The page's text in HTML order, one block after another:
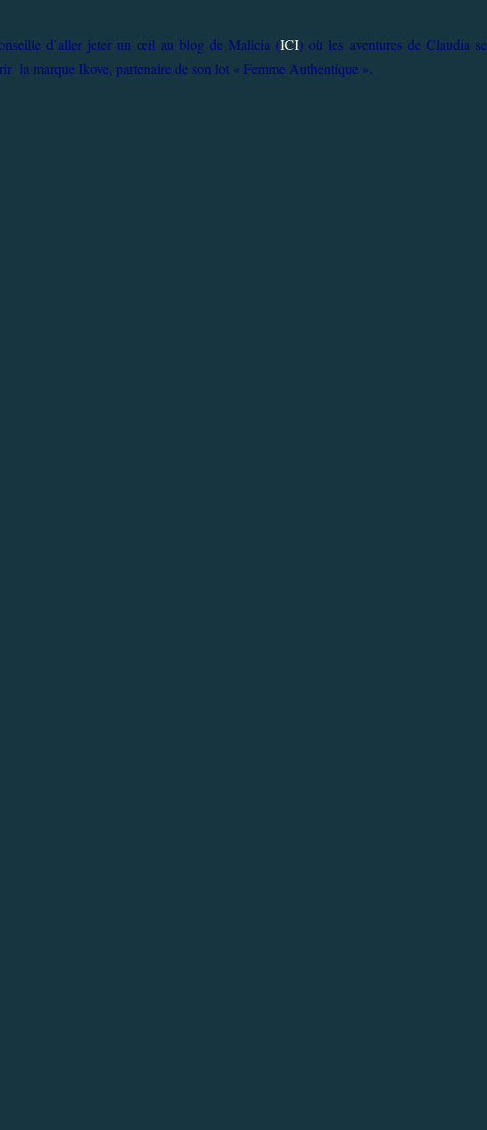
d’aller jeter un œil au blog de Malicia (ICI) où les aventures de Claudia se
la marque Ikove, partenaire de son lot « Femme Authentique ».